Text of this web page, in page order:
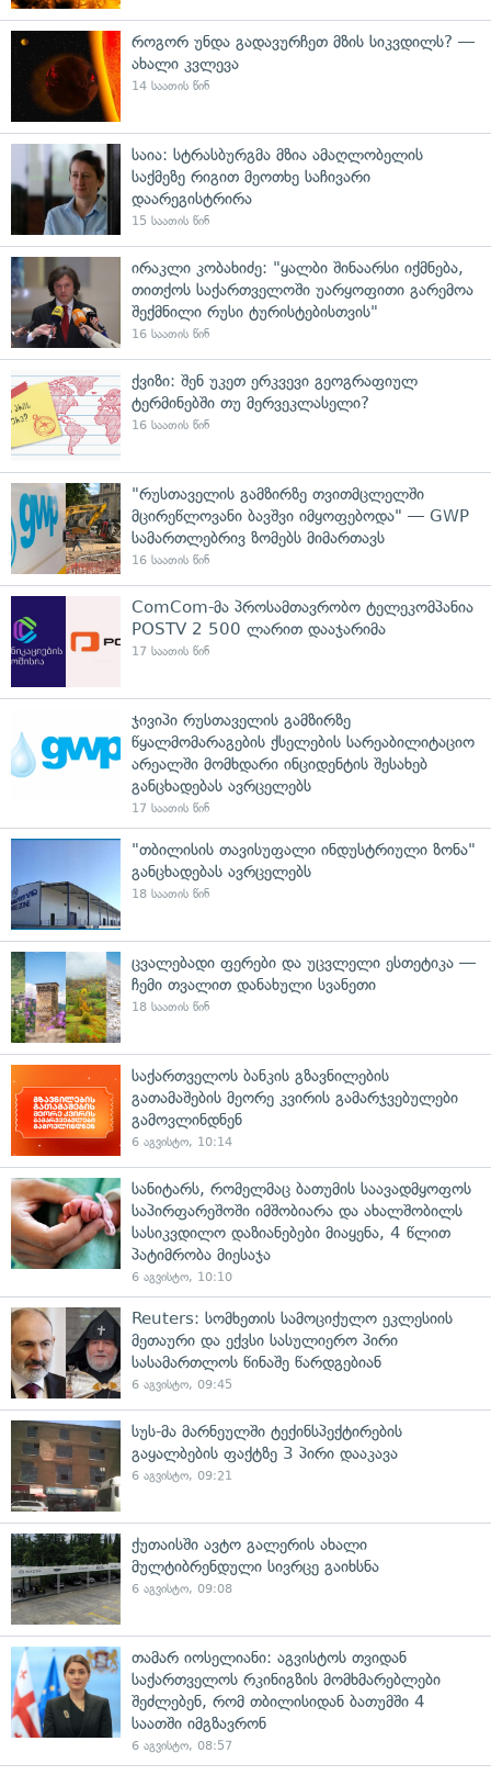
როგორ უნდა გადავურჩეთ მზის სიკვდილს? —
ახალი კვლევა
14 საათის წინ
საია: სტრასბურგმა მზია ამაღლობელის
საქმეზე რიგით მეოთხე საჩივარი
დაარეგისტრირა
15 საათის წინ
ირაკლი კობახიძე: "ყალბი შინაარსი იქმნება,
თითქოს საქართველოში უარყოფითი გარემოა
შექმნილი რუსი ტურისტებისთვის"
16 საათის წინ
ქვიზი: შენ უკეთ ერკვევი გეოგრაფიულ
ტერმინებში თუ მერვეკლასელი?
16 საათის წინ
"რუსთაველის გამზირზე თვითმცლელში
მცირეწლოვანი ბავშვი იმყოფებოდა" — GWP
სამართლებრივ ზომებს მიმართავს
16 საათის წინ
ComCom-მა პროსამთავრობო ტელეკომპანია
POSTV 2 500 ლარით დააჯარიმა
17 საათის წინ
ჯივიპი რუსთაველის გამზირზე
წყალმომარაგების ქსელების სარეაბილიტაციო
არეალში მომხდარი ინციდენტის შესახებ
განცხადებას ავრცელებს
17 საათის წინ
"თბილისის თავისუფალი ინდუსტრიული ზონა"
განცხადებას ავრცელებს
18 საათის წინ
ცვალებადი ფერები და უცვლელი ესთეტიკა —
ჩემი თვალით დანახული სვანეთი
18 საათის წინ
საქართველოს ბანკის გზავნილების
გათამაშების მეორე კვირის გამარჯვებულები
გამოვლინდნენ
6 აგვისტო, 10:14
სანიტარს, რომელმაც ბათუმის საავადმყოფოს
საპირფარეშოში იმშობიარა და ახალშობილს
სასიკვდილო დაზიანებები მიაყენა, 4 წლით
პატიმრობა მიესაჯა
6 აგვისტო, 10:10
Reuters: სომხეთის სამოციქულო ეკლესიის
მეთაური და ექვსი სასულიერო პირი
სასამართლოს წინაშე წარდგებიან
6 აგვისტო, 09:45
სუს-მა მარნეულში ტექინსპექტირების
გაყალბების ფაქტზე 3 პირი დააკავა
6 აგვისტო, 09:21
ქუთაისში ავტო გალერის ახალი
მულტიბრენდული სივრცე გაიხსნა
6 აგვისტო, 09:08
თამარ იოსელიანი: აგვისტოს თვიდან
საქართველოს რკინიგზის მომხმარებლები
შეძლებენ, რომ თბილისიდან ბათუმში 4
საათში იმგზავრონ
6 აგვისტო, 08:57